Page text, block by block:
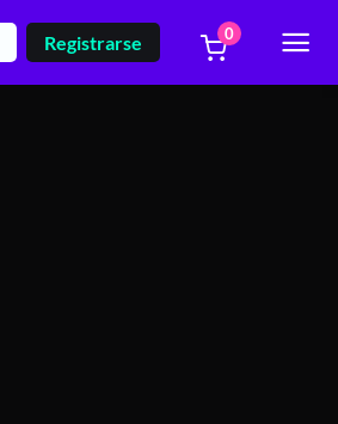
Registrarse 0